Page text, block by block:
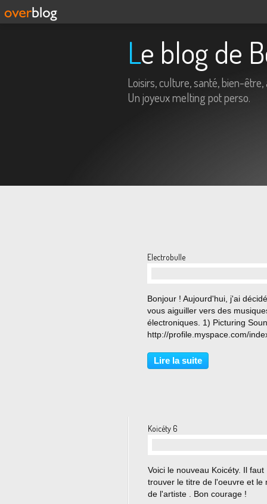
Le blog de
Loisirs, culture, santé, bien-être,
Un joyeux melting pot perso.
Electrobulle
Bonjour ! Aujourd'hui, j'ai
vous aiguiller vers des
électroniques. 1) Picturing
http://profile.myspace.com/
75933012 2) Arnaud K :
Lire la suite
Koicéty 6
Voici le nouveau Koicéty. Il faut
trouver le titre de l'oeuvre et le
de l'artiste . Bon courage !